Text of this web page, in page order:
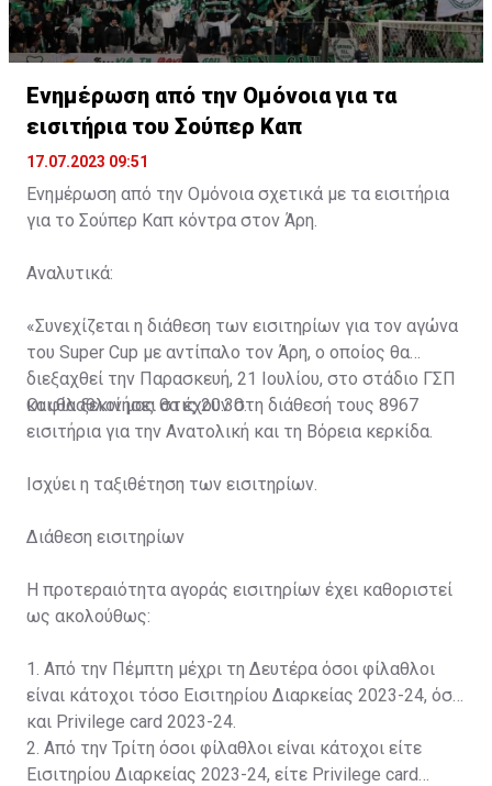
Ενημέρωση από την Ομόνοια για τα
εισιτήρια του Σούπερ Καπ
17.07.2023 09:51
Ενημέρωση από την Ομόνοια σχετικά με τα εισιτήρια
για το Σούπερ Καπ κόντρα στον Άρη.
Αναλυτικά:
«Συνεχίζεται η διάθεση των εισιτηρίων για τον αγώνα
του Super Cup με αντίπαλο τον Άρη, ο οποίος θα
διεξαχθεί την Παρασκευή, 21 Ιουλίου, στο στάδιο ΓΣΠ
και θα ξεκινήσει στις 20:30.
Οι φίλαθλοί μας θα έχουν στη διάθεσή τους 8967
εισιτήρια για την Ανατολική και τη Βόρεια κερκίδα.
Ισχύει η ταξιθέτηση των εισιτηρίων.
Διάθεση εισιτηρίων
Η προτεραιότητα αγοράς εισιτηρίων έχει καθοριστεί
ως ακολούθως:
1. Από την Πέμπτη μέχρι τη Δευτέρα όσοι φίλαθλοι
είναι κάτοχοι τόσο Εισιτηρίου Διαρκείας 2023-24, όσο
και Privilege card 2023-24.
2. Από την Τρίτη όσοι φίλαθλοι είναι κάτοχοι είτε
Εισιτηρίου Διαρκείας 2023-24, είτε Privilege card